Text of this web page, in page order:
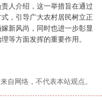
人介绍，这一举措旨在通过
，引导广大农村居民树立正
新风尚，同时也进一步彰显
等方面发挥的重要作用。
自网络，不代表本站观点。